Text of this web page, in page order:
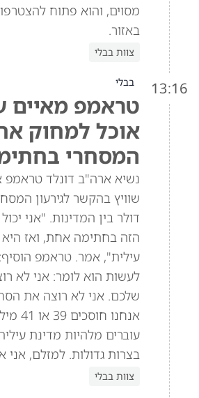
מסוים, והוא פתוח
באזור.
צוות בבלי
13:16 בבלי
טראמפ מאיים
אוכל למחוק
המסחרי
נשיא ארה"ב דונלד טראמפ
דולר בין המדינות. "אני
הזה בחתימה אחת, ואז
עילית", אמר. טראמפ
לעשות הוא לומר: אני לא
שלכם. אני לא רוצה את
אנחנו
עוברים מלהיות מדינת
בצרות גדולות. למזלם,
צוות בבלי